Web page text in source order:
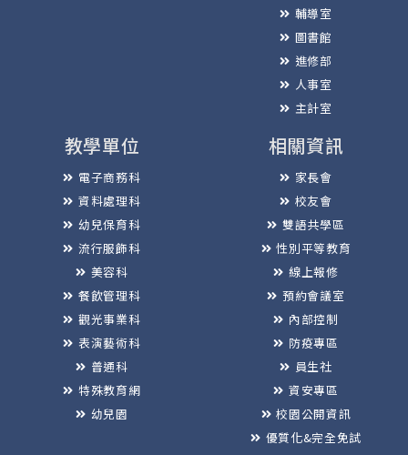
輔導室
圖書館
進修部
人事室
主計室
教學單位
電子商務科
資料處理科
幼兒保育科
流行服飾科
美容科
餐飲管理科
觀光事業科
表演藝術科
普通科
特殊教育網
幼兒園
相關資訊
家長會
校友會
雙語共學區
性別平等教育
線上報修
預約會議室
內部控制
防疫專區
員生社
資安專區
校園公開資訊
優質化&完全免試